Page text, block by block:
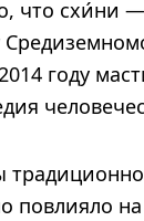
что схи́ни
году
повлияло